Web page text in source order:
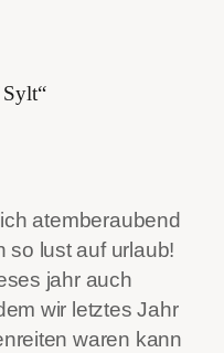
atemberaubend
so lust auf urlaub!
jahr auch
wir letztes Jahr
waren kann